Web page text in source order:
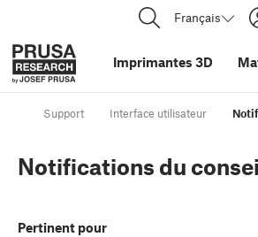
Français
Imprimantes 3D
Support Interface utilisateur
Notifications du
Pertinent pour